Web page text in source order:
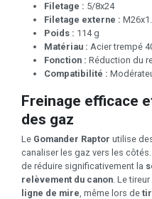
Filetage : 5/8x24
Filetage externe :
Poids : 114 g
Matériau : Acier trempé
Fonction : Réduction du
Compatibilité :
Freinage efficace
des gaz
Le Gomander Raptor utilise
canaliser les gaz vers les
de réduire significativement la
relèvement du canon . Le
ligne de mire , même lors de